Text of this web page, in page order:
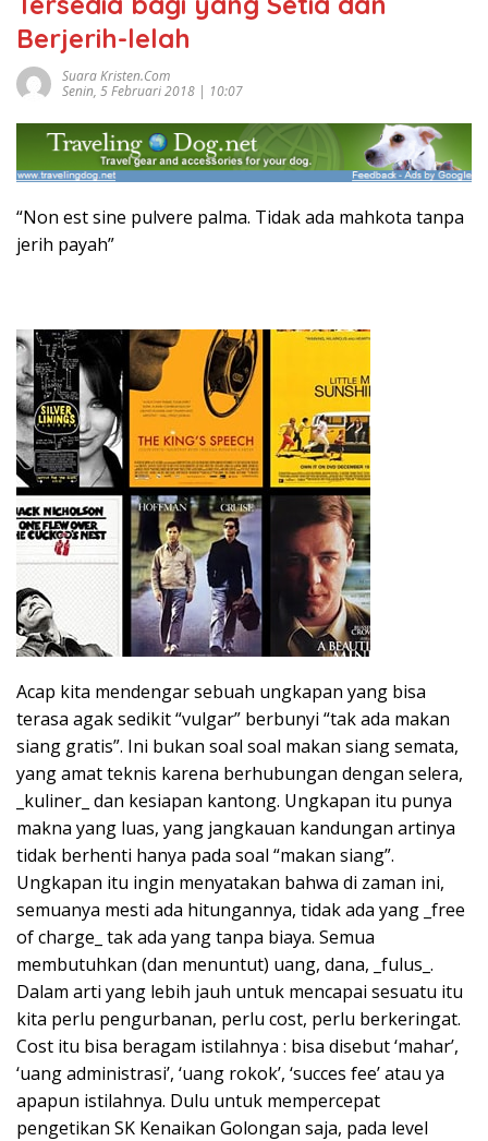
Berjerih-lelah
Suara Kristen.com
Senin, 5 Februari 2018 | 10:07
“Non est sine pulvere palma. Tidak ada mahkota tanpa
jerih payah”
Acap kita mendengar sebuah ungkapan yang bisa
terasa agak sedikit “vulgar” berbunyi “tak ada makan
siang gratis”. Ini bukan soal soal makan siang semata,
yang amat teknis karena berhubungan dengan selera,
_kuliner_ dan kesiapan kantong. Ungkapan itu punya
makna yang luas, yang jangkauan kandungan artinya
tidak berhenti hanya pada soal “makan siang”.
Ungkapan itu ingin menyatakan bahwa di zaman ini,
semuanya mesti ada hitungannya, tidak ada yang _free
of charge_ tak ada yang tanpa biaya. Semua
membutuhkan (dan menuntut) uang, dana, _fulus_.
Dalam arti yang lebih jauh untuk mencapai sesuatu itu
kita perlu pengurbanan, perlu cost, perlu berkeringat.
Cost itu bisa beragam istilahnya : bisa disebut ‘mahar’,
‘uang administrasi’, ‘uang rokok’, ‘succes fee’ atau ya
apapun istilahnya. Dulu untuk mempercepat
pengetikan SK Kenaikan Golongan saja, pada level